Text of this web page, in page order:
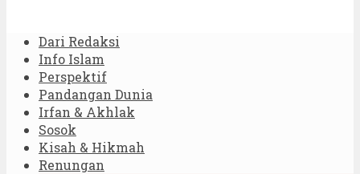
Dari Redaksi
Info Islam
Perspektif
Pandangan Dunia
Irfan & Akhlak
Sosok
Kisah & Hikmah
Renungan